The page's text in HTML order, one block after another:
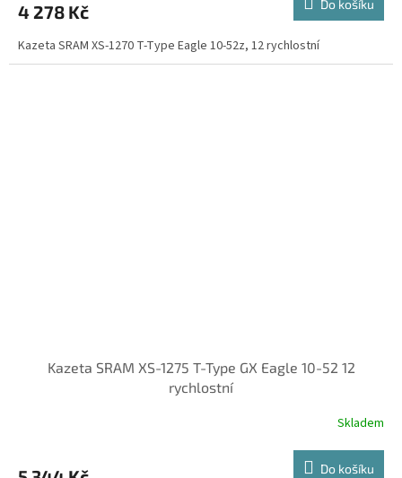
4 278 Kč Do košíku
Kazeta SRAM XS-1270 T-Type Eagle 10-52z, 12 rychlostní
Kazeta SRAM XS-1275 T-Type GX Eagle 10-52 12
rychlostní
Skladem
Do košíku